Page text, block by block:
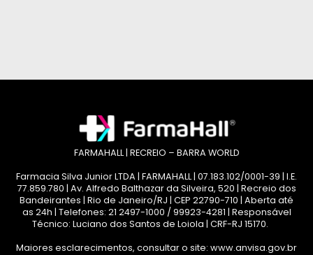
FARMAHALL | RECREIO – BARRA WORLD
Farmacia Silva Junior LTDA | FARMAHALL | 07.183.102/0001-39 | I.E.
77.859.780 | Av. Alfredo Balthazar da Silveira, 520 | Recreio dos
Bandeirantes | Rio de Janeiro/RJ | CEP 22790-710 | Aberta até
as 24h | Telefones: 21 2497-1000 / 99923-4281 | Responsável
Técnico: Luciano dos Santos de Loiola | CRF-RJ 15170.
Maiores esclarecimentos, consultar o site: www.anvisa.gov.br